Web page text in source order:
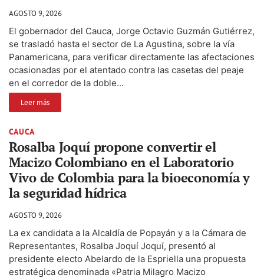
AGOSTO 9, 2026
El gobernador del Cauca, Jorge Octavio Guzmán Gutiérrez,
se trasladó hasta el sector de La Agustina, sobre la vía
Panamericana, para verificar directamente las afectaciones
ocasionadas por el atentado contra las casetas del peaje
en el corredor de la doble...
Leer más
CAUCA
Rosalba Joquí propone convertir el
Macizo Colombiano en el Laboratorio
Vivo de Colombia para la bioeconomía y
la seguridad hídrica
AGOSTO 9, 2026
La ex candidata a la Alcaldía de Popayán y a la Cámara de
Representantes, Rosalba Joquí Joquí, presentó al
presidente electo Abelardo de la Espriella una propuesta
estratégica denominada «Patria Milagro Macizo